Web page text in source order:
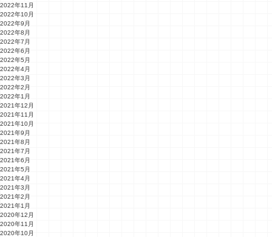
2022年11月
2022年10月
2022年9月
2022年8月
2022年7月
2022年6月
2022年5月
2022年4月
2022年3月
2022年2月
2022年1月
2021年12月
2021年11月
2021年10月
2021年9月
2021年8月
2021年7月
2021年6月
2021年5月
2021年4月
2021年3月
2021年2月
2021年1月
2020年12月
2020年11月
2020年10月